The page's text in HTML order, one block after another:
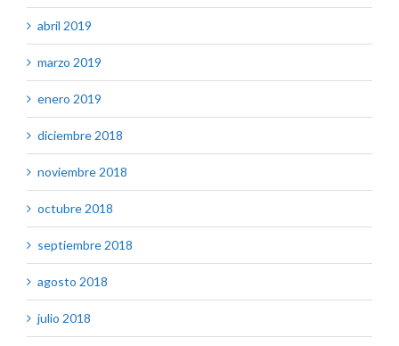
abril 2019
marzo 2019
enero 2019
diciembre 2018
noviembre 2018
octubre 2018
septiembre 2018
agosto 2018
julio 2018